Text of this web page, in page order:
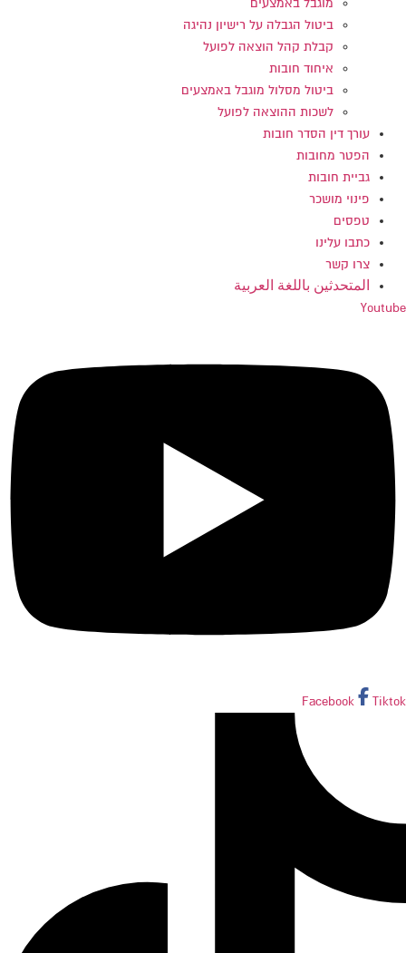
מוגבל באמצעים
ביטול הגבלה על רישיון נהיגה
קבלת קהל הוצאה לפועל
איחוד חובות
ביטול מסלול מוגבל באמצעים
לשכות ההוצאה לפועל
עורך דין הסדר חובות
הפטר מחובות
גביית חובות
פינוי מושכר
טפסים
כתבו עלינו
צרו קשר
المتحدثين باللغة العربية
Youtube
Facebook Tiktok